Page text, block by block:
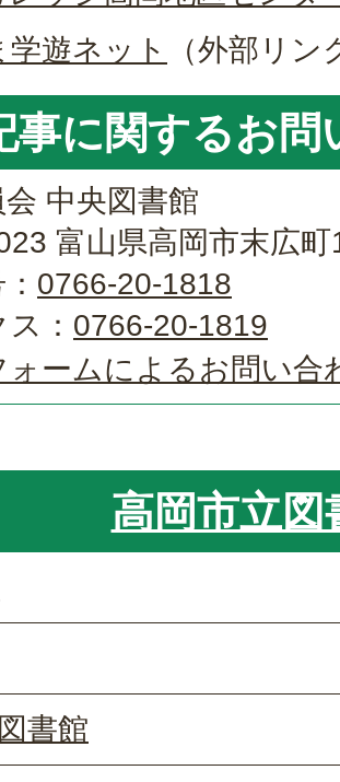
学遊ネット
（外部リン
事に関するお問
中央図書館
富山県高岡市末広町
0766-20-1818
： 0766-20-1819
ォームによるお問い合
高岡市立図
書館